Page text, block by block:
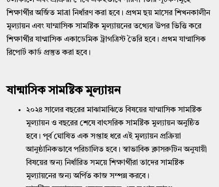
শিক্ষার্থীর অর্জিত মাত্রা নির্ধারণ করা হবে। প্রথম ছয় মাসের শিখনকালীন
মূল্যায়ন এবং যাম্মাসিক সামষ্টিক মূল্যায়নের তথ্যের উপর ভিত্তি করে
শিক্ষার্থীর যাণ্মাসিক একাডেমিক ট্রাগত্রিস্ট তৈরি হবে। প্রথম যাণ্মাসিক
রিপোর্ট কার্ড প্রস্তুত করা হবে।
ষান্মাসিক সামষ্টিক মূল্যায়ন
২০২৪ সালের বছরের মাঝামাঝিতে বিষয়ের যাম্মাসিক সামষ্টিক
মূল্যায়ন ও বছরের শেষে বাৎসরিক সামষ্টিক মুল্যায়ন অনুষ্ঠিত
হবে। পূর্ব ঘোষিত এক সপ্তাহ ধরে এই মূল্যায়ন প্রক্রিয়া
আনুষ্ঠানিকভাবে পরিচালিত হবে। স্বাভাবিক ক্লাসরুটিন অনুযায়ী
বিষয়ের জন্য নির্ধারিত সময়ে শিক্ষার্থীরা তাদের সামষ্টিক
মূল্যায়নের জন্য অর্পিত কাজ সম্পন্ন করবে।